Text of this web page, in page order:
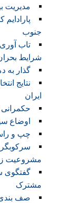
مدیریت
جنوب
تاب
شرایط
گذار به
نتایج
ایران
اوضاع
چپ و
مشروعیت
گفتگوی
مشترک
صف بندی